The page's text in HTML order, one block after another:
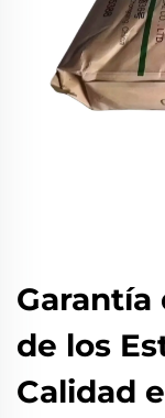
de los
Calidad